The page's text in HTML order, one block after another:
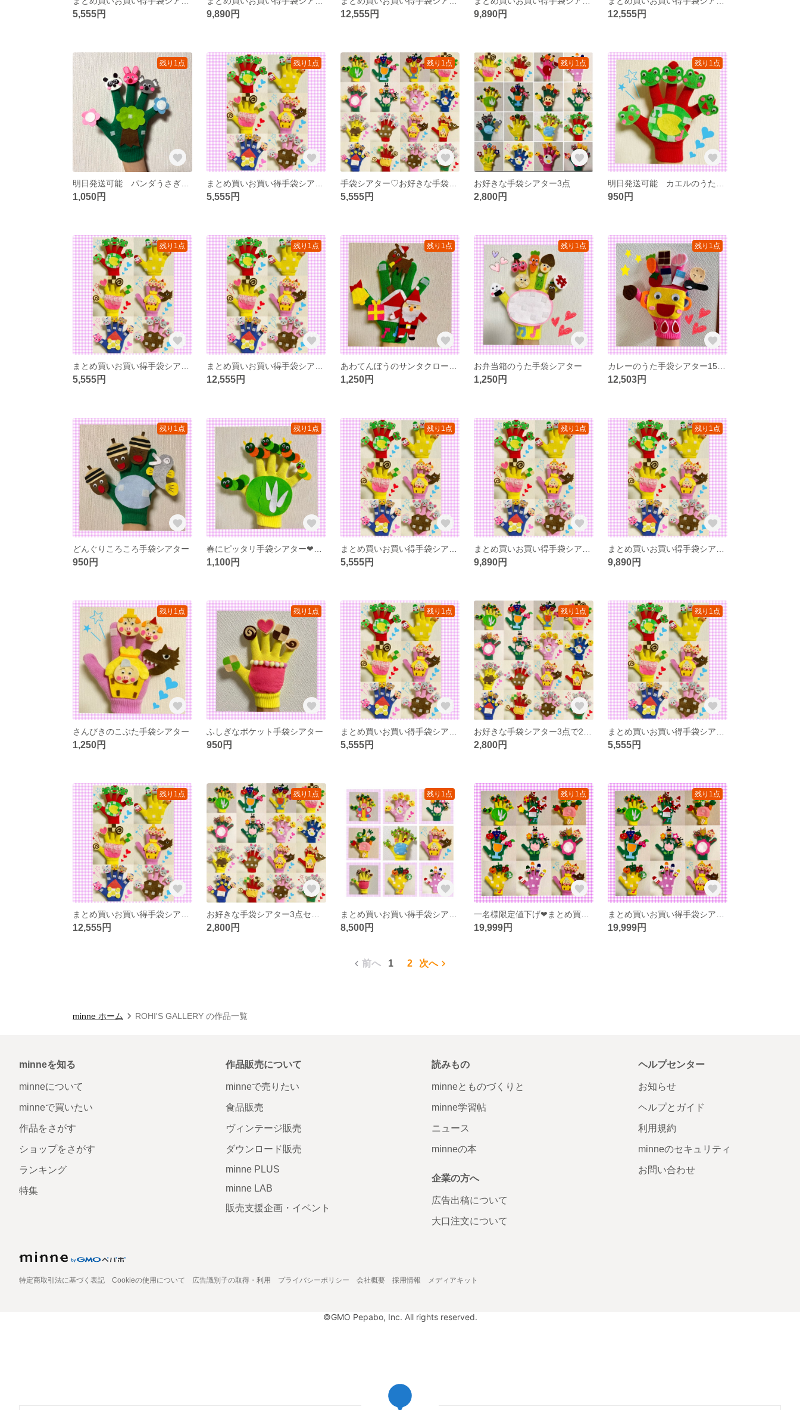
5,555円 9,890円 12,555円 9,890円 12,555円
残り1点
1,050円
残り1点
5,555円
残り1点
手袋シアター♡お好きな手袋5点で5555円
5,555円
残り1点
お好きな手袋シアター3点
2,800円
残り1点
950円
残り1点
5,555円
残り1点
12,555円
残り1点
1,250円
残り1点
お弁当箱のうた手袋シアター
1,250円
残り1点
12,503円
残り1点
どんぐりころころ手袋シアター
950円
残り1点
1,100円
残り1点
5,555円
残り1点
9,890円
残り1点
9,890円
残り1点
さんびきのこぶた手袋シアター
1,250円
残り1点
ふしぎなポケット手袋シアター
950円
残り1点
5,555円
残り1点
2,800円
残り1点
5,555円
残り1点
12,555円
残り1点
2,800円
残り1点
8,500円
残り1点
19,999円
残り1点
19,999円
前へ 1 2 次へ
minne ホーム ROHI'S GALLERY の作品一覧
minneを知る
minneについて
minneで買いたい
作品をさがす
ショップをさがす
ランキング
特集
作品販売について
minneで売りたい
食品販売
ヴィンテージ販売
ダウンロード販売
minne PLUS
minne LAB
販売支援企画・イベント
読みもの
minneとものづくりと
minne学習帖
ニュース
minneの本
企業の方へ
広告出稿について
大口注文について
ヘルプセンター
お知らせ
ヘルプとガイド
利用規約
minneのセキュリティ
お問い合わせ
特定商取引法に基づく表記 Cookieの使用について 広告識別子の取得・利用 プライバシーポリシー 会社概要 採用情報 メディアキット
©GMO Pepabo, Inc. All rights reserved.